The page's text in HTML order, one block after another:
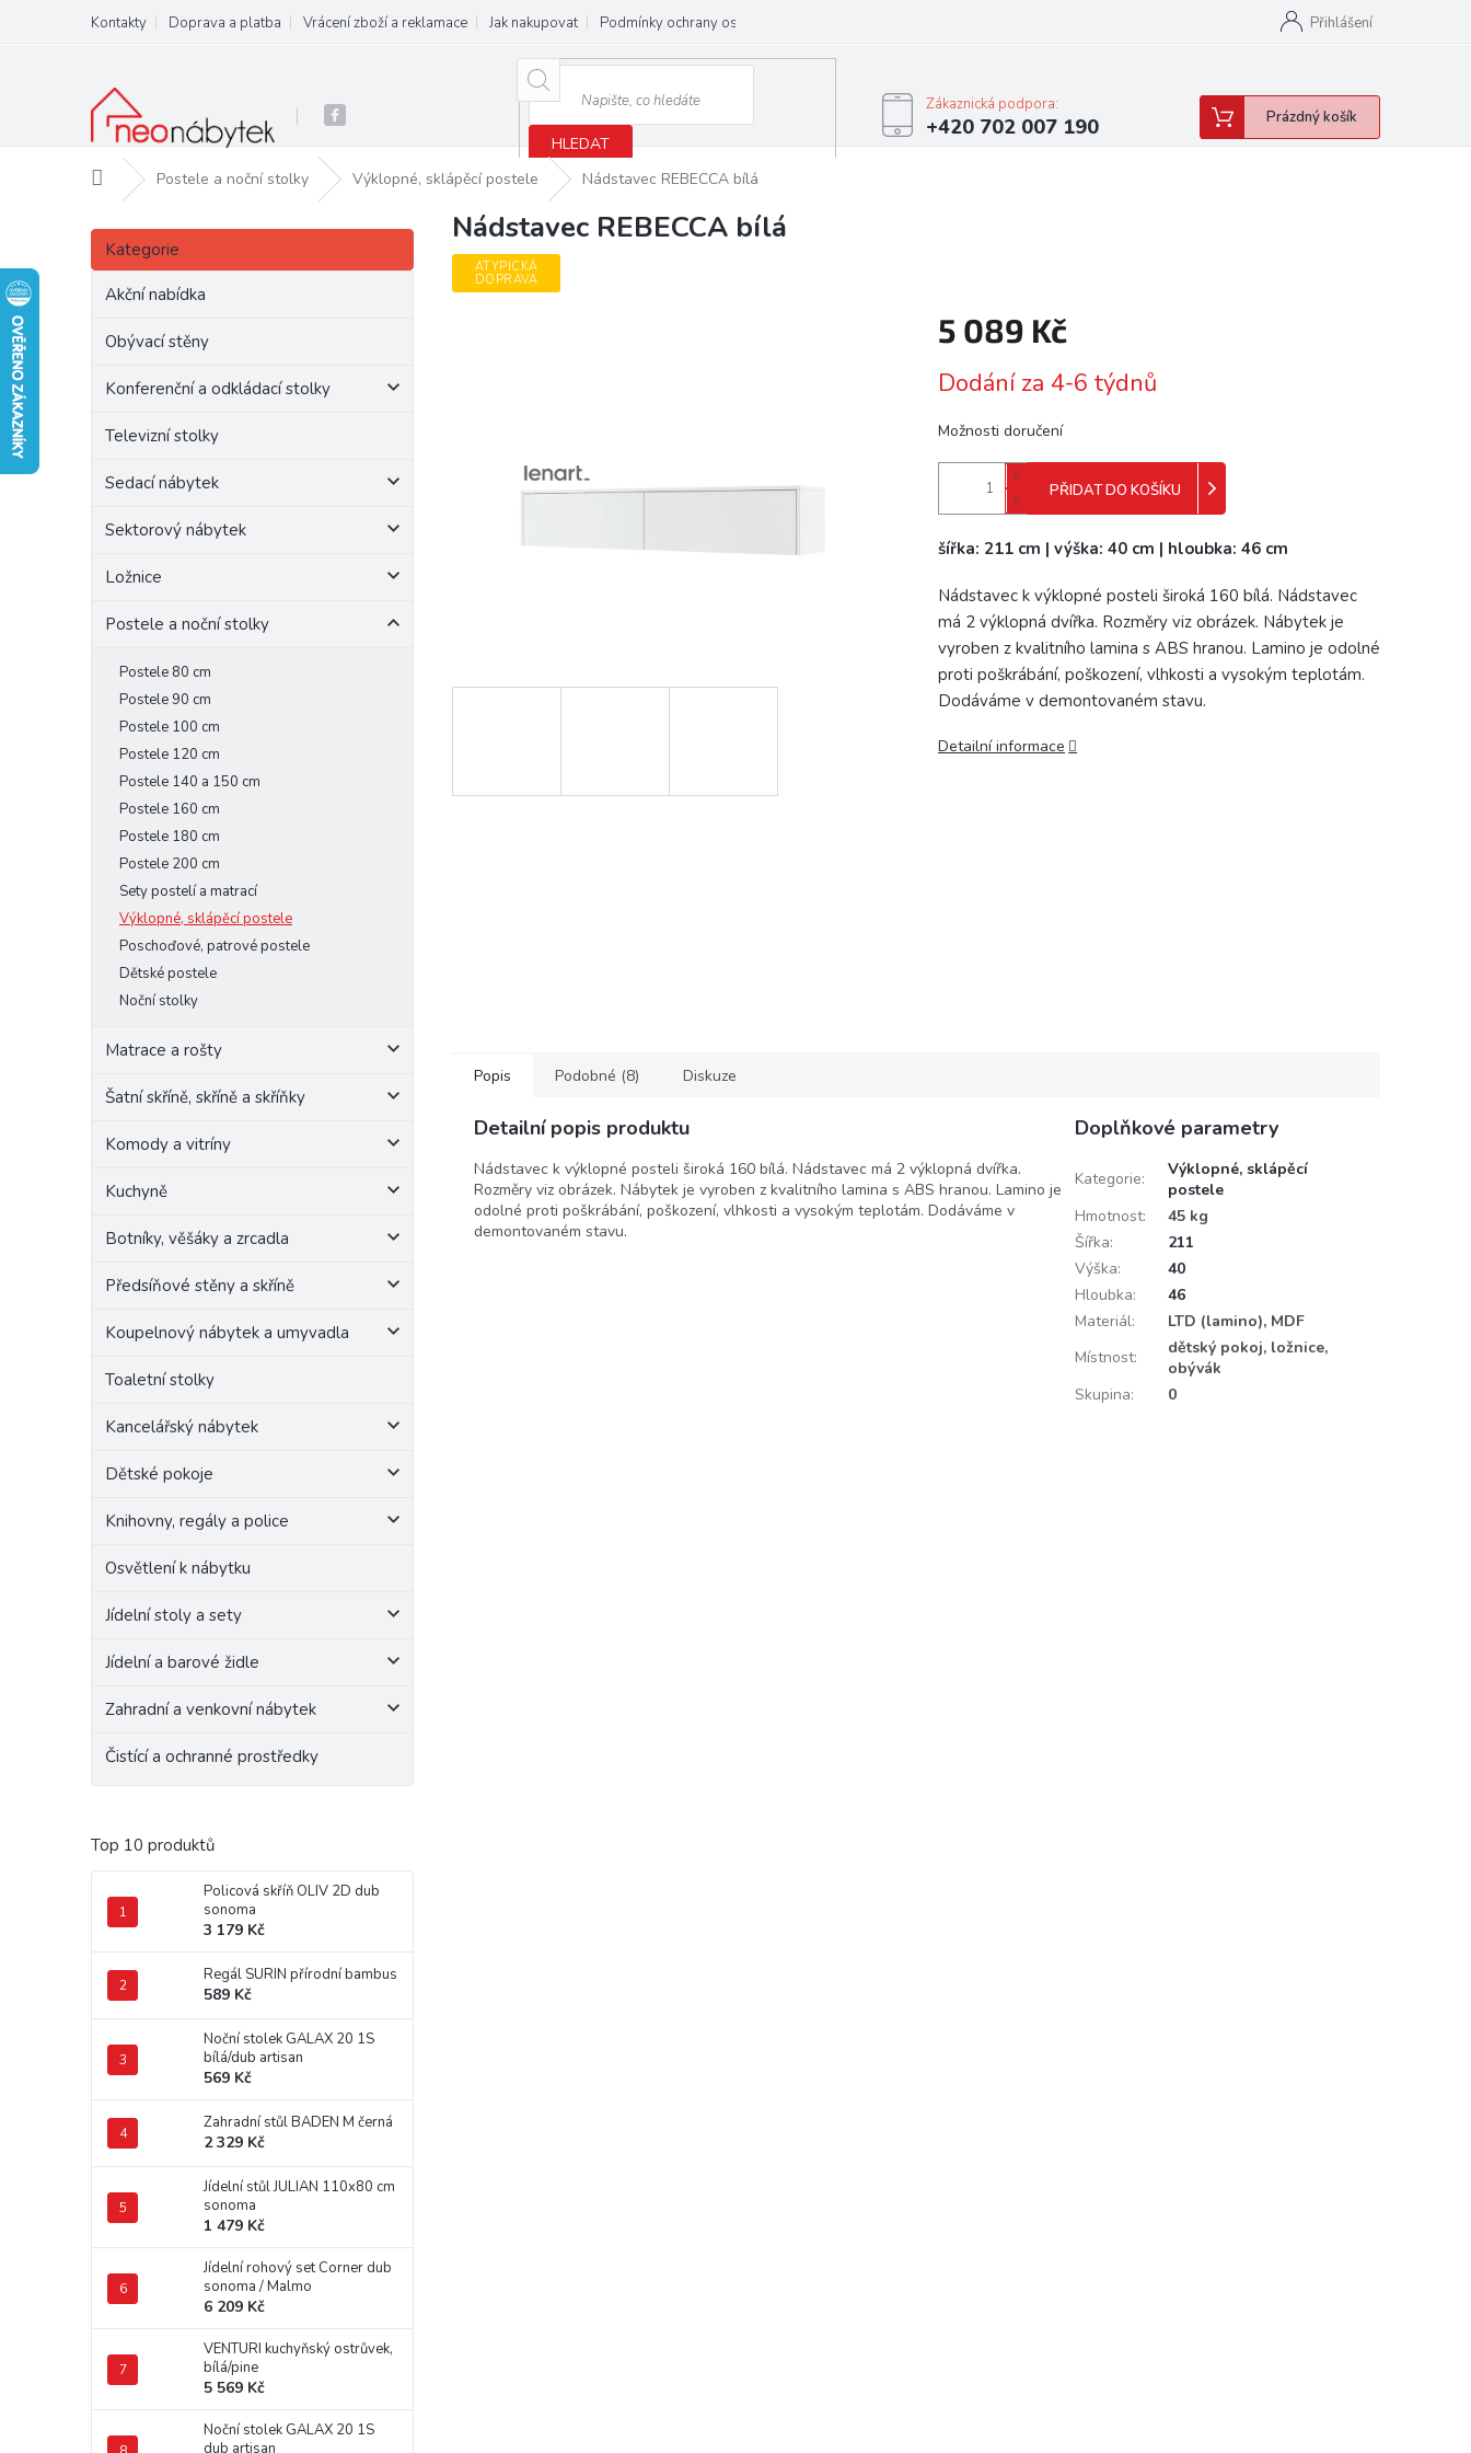
obsah
Kontakty Doprava a platba Vrácení zboží a reklamace Jak nakupovat Podmínky ochrany osobních údajů Přihlášení
HLEDAT
Zákaznická podpora:
+420 702 007 190
Nákupní
košík
Prázdný košík
Domů Postele a noční stolky Výklopné, sklápěcí postele Nádstavec REBECCA bílá
P
s
Přeskočit
kategorie
Kategorie
Akční nabídka
Obývací stěny
Konferenční a odkládací stolky
Televizní stolky
Sedací nábytek
Sektorový nábytek
Ložnice
Postele a noční stolky
Postele 80 cm
Postele 90 cm
Postele 100 cm
Postele 120 cm
Postele 140 a 150 cm
Postele 160 cm
Postele 180 cm
Postele 200 cm
Sety postelí a matrací
Výklopné, sklápěcí postele
Poschoďové, patrové postele
Dětské postele
Noční stolky
Matrace a rošty
Šatní skříně, skříně a skříňky
Komody a vitríny
Kuchyně
Botníky, věšáky a zrcadla
Předsíňové stěny a skříně
Koupelnový nábytek a umyvadla
Toaletní stolky
Kancelářský nábytek
Dětské pokoje
Knihovny, regály a police
Osvětlení k nábytku
Jídelní stoly a sety
Jídelní a barové židle
Zahradní a venkovní nábytek
Čistící a ochranné prostředky
Top 10 produktů
Policová skříň OLIV 2D dub
sonoma
3 179 Kč
Regál SURIN přírodní bambus
589 Kč
Noční stolek GALAX 20 1S
bílá/dub artisan
569 Kč
Zahradní stůl BADEN M černá
2 329 Kč
Jídelní stůl JULIAN 110x80 cm
sonoma
1 479 Kč
Jídelní rohový set Corner dub
sonoma / Malmo
6 209 Kč
VENTURI kuchyňský ostrůvek,
bílá/pine
5 569 Kč
Noční stolek GALAX 20 1S
dub artisan
Nádstavec REBECCA bílá
ATYPICKÁ
DOPRAVA
5 089 Kč
cena:
Dodání za 4-6 týdnů
Možnosti doručení
PŘIDAT DO KOŠÍKU
šířka: 211 cm | výška: 40 cm | hloubka: 46 cm
Nádstavec k výklopné posteli široká 160 bílá. Nádstavec
má 2 výklopná dvířka. Rozměry viz obrázek. Nábytek je
vyroben z kvalitního lamina s ABS hranou. Lamino je odolné
proti poškrábání, poškození, vlhkosti a vysokým teplotám.
Dodáváme v demontovaném stavu.
Detailní informace
Popis Podobné (8) Diskuze
Detailní popis produktu
Nádstavec k výklopné posteli široká 160 bílá. Nádstavec má 2 výklopná dvířka.
Rozměry viz obrázek. Nábytek je vyroben z kvalitního lamina s ABS hranou. Lamino je
odolné proti poškrábání, poškození, vlhkosti a vysokým teplotám. Dodáváme v
demontovaném stavu.
Doplňkové parametry
Kategorie:
Výklopné, sklápěcí
postele
Hmotnost:
45 kg
Šířka:
211
Výška:
40
Hloubka:
46
Materiál:
LTD (lamino), MDF
Místnost:
dětský pokoj, ložnice,
obývák
Skupina: 0